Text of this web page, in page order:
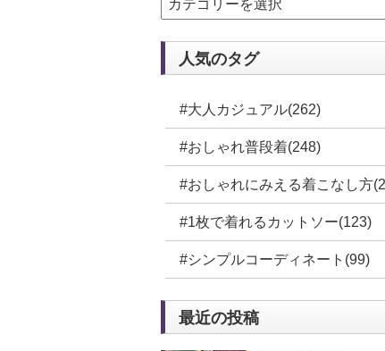
人気のタグ
#大人カジュアル(262)
#おしゃれ普段着(248)
#おしゃれにみえる着こなし方
#1枚で着れるカットソー(123)
#シンプルコーディネート(99)
最近の投稿